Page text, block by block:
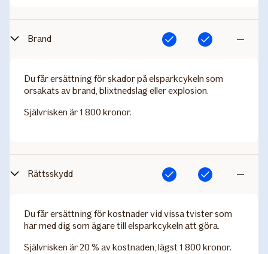
Brand Ingår
Ingår
Du får ersättning för skador på elsparkcykeln som
orsakats av brand, blixtnedslag eller explosion.
Självrisken är 1 800 kronor.
Rättsskydd Ingår
Ingår
Du får ersättning för kostnader vid vissa tvister som
har med dig som ägare till elsparkcykeln att göra.
Självrisken är 20 % av kostnaden, lägst 1 800 kronor.